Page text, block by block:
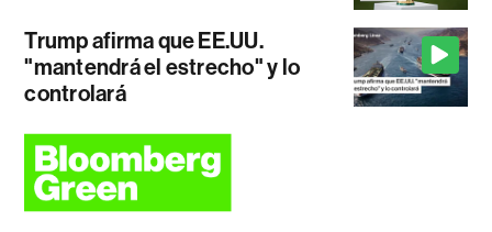
Trump afirma que EE.UU.
"mantendrá el estrecho" y lo
controlará